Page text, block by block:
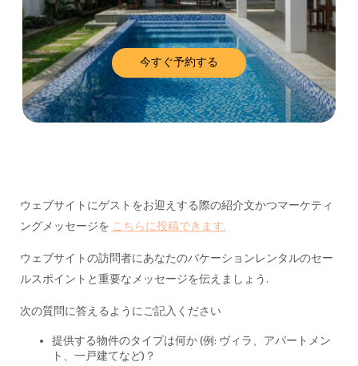
今すぐ予約する
ウェブサイトにゲストをお迎えする際の紹介文かつマーケティ
ングメッセージを こちらに投稿できます.
ウェブサイトの訪問者にあなたのバケーションレンタルのセー
ルスポイントと重要なメッセージを伝えましょう.
次の質問に答えるようにご記入ください
提供する物件のタイプは何か (例: ヴィラ、アパートメン
ト、一戸建てなど)？